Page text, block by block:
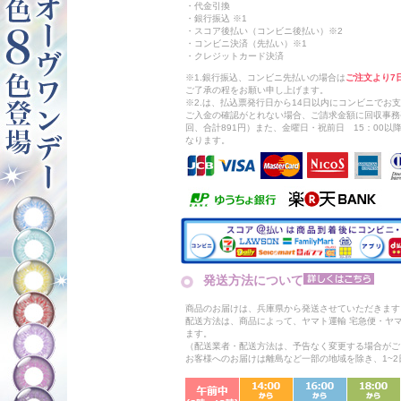
・代金引換
・銀行振込 ※1
・スコア後払い（コンビニ後払い）※2
・コンビニ決済（先払い）※1
・クレジットカード決済
※1.銀行振込、コンビニ先払いの場合はご注文より7
ご了承の程をお願い申し上げます。
※2.は、払込票発行日から14日以内にコンビニでお
ご入金の確認がとれない場合、ご請求金額に回収事
回、合計891円）また、金曜日・祝前日 15：00以
なります。
発送方法について
商品のお届けは、兵庫県から発送させていただきま
配送方法は、商品によって、ヤマト運輸 宅急便・ヤ
ます。
（配送業者・配送方法は、予告なく変更する場合が
お客様へのお届けは離島など一部の地域を除き、